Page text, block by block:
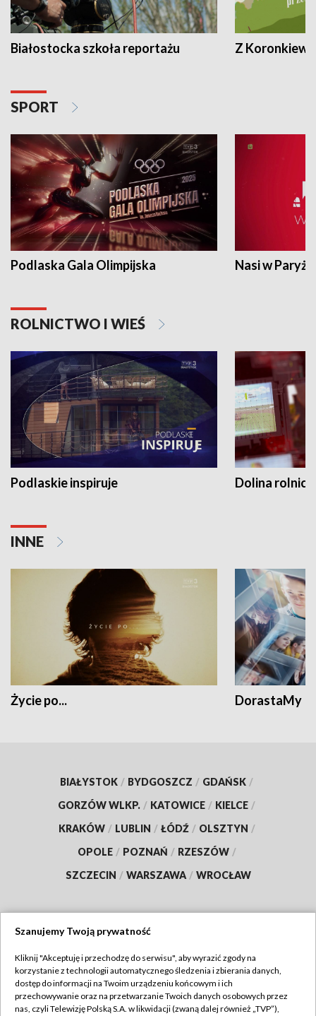
Białostocka szkoła reportażu Z
SPORT
Podlaska Gala Olimpijska Nasi w Paryżu
ROLNICTWO I WIEŚ
Podlaskie inspiruje Dolina
INNE
Życie po... DorastaMy
BIAŁYSTOK / BYDGOSZCZ / GDAŃSK /
GORZÓW WLKP. / KATOWICE / KIELCE /
KRAKÓW / LUBLIN / ŁÓDŹ / OLSZTYN /
OPOLE / POZNAŃ / RZESZÓW /
SZCZECIN / WARSZAWA / WROCŁAW
TVP
Abonament TVP
Regulamin TVP
Szanujemy Twoją prywatność
Kliknij "Akceptuję i przechodzę do serwisu", aby wyrazić zgody na
korzystanie z technologii automatycznego śledzenia i zbierania danych,
dostęp do informacji na Twoim urządzeniu końcowym i ich
przechowywanie oraz na przetwarzanie Twoich danych osobowych przez
nas, czyli Telewizję Polską S.A. w likwidacji (zwaną dalej również „TVP”),